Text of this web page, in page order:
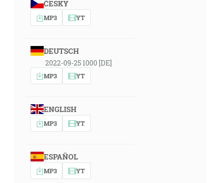
ČESKY
MP3 YT
DEUTSCH
2022-09-25 1000 [DE]
MP3 YT
ENGLISH
MP3 YT
ESPAÑOL
MP3 YT